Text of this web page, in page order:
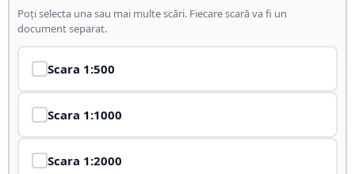
Poți selecta una sau mai multe scări. Fiecare scară va fi un
document separat.
Scara 1:500
Scara 1:1000
Scara 1:2000